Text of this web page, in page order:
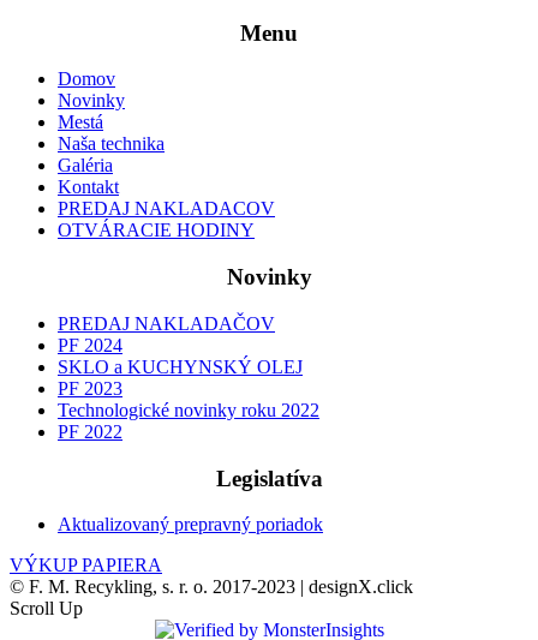
Menu
Domov
Novinky
Mestá
Naša technika
Galéria
Kontakt
PREDAJ NAKLADACOV
OTVÁRACIE HODINY
Novinky
PREDAJ NAKLADAČOV
PF 2024
SKLO a KUCHYNSKÝ OLEJ
PF 2023
Technologické novinky roku 2022
PF 2022
Legislatíva
Aktualizovaný prepravný poriadok
VÝKUP PAPIERA
© F. M. Recykling, s. r. o. 2017-2023 | designX.click
Scroll Up